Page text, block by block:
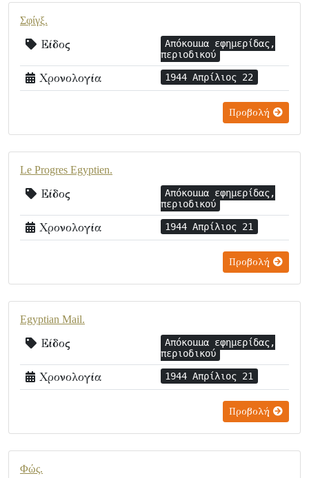
Σφίγξ.
Είδος
Απόκομμα εφημερίδας,
περιοδικού
Χρονολογία 1944 Απρίλιος 22
Προβολή
Le Progres Egyptien.
Είδος
Απόκομμα εφημερίδας,
περιοδικού
Χρονολογία 1944 Απρίλιος 21
Προβολή
Egyptian Mail.
Είδος
Απόκομμα εφημερίδας,
περιοδικού
Χρονολογία 1944 Απρίλιος 21
Προβολή
Φώς.